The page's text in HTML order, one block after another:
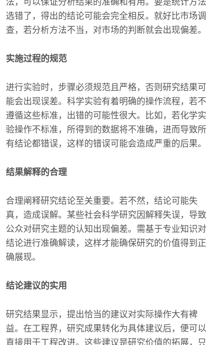
法，可以保证分析结果的准确和有用。要是统计方法
选错了，得出的结论可能会完全相反。就好比市场调
查，若分析方法不当，对市场的判断就会出现偏差。
实施过程的规范
进行实验时，步骤必须规范且严格，否则研究结果可
能会出现误差。科学实验有着明确的操作流程，若不
遵循这些标准，出错的可能性很大。比如，若化学实
验操作不标准，所得到的数据将不准确，进而导致所
有结论都错误，这样的错误可能会造成严重的后果。
结果解释的合理
合理阐释研究结论至关重要。若不然，结论可能失
真，造成误解。某些社会科学研究因解释失误，导致
公众对研究主题的认知出现偏差。需基于专业知识对
结论进行准确解读，这样才能确保研究的价值得到正
确展现。
结论建议的实用
研究结果显示，提出恰当的建议对实际操作大有裨
益。在工程界，研究成果转化为具体建议后，便可以
直接用于工程改进。这些建议是研究价值的拓展，只